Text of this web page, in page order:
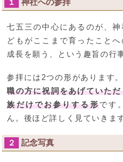
１ 神社への参拝
七五三の中心にあるのが、
どもがここまで育ったこと
成長を願う、という趣旨の行
参拝には2つの形があります
職の方に祝詞をあげていただ
族だけでお参りする形です
ん。後ほど詳しく見ていきま
２ 記念写真